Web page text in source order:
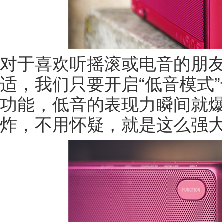
对于喜欢听摇滚或电音的朋
适，我们只要开启“低音模
功能，低音的表现力瞬间就
炸，不用怀疑，就是这么强